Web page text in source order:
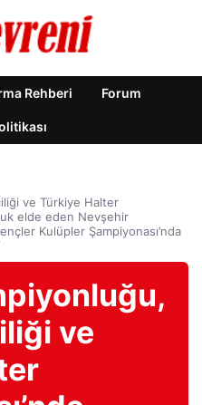
Rehberi Forum
ve Türkiye Halter
elde eden Nevşehir
Kulüpler Şampiyonası’nda
ve